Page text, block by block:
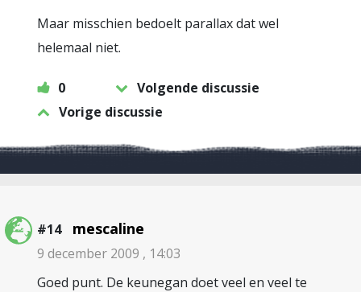
Maar misschien bedoelt parallax dat wel
helemaal niet.
0
Volgende discussie
Vorige discussie
#14 mescaline
9 december 2009 , 14:03
Goed punt. De keunegan doet veel en veel te